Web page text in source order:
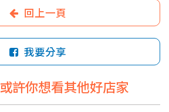
回上一頁
我要分享
或許你想看其他好店家